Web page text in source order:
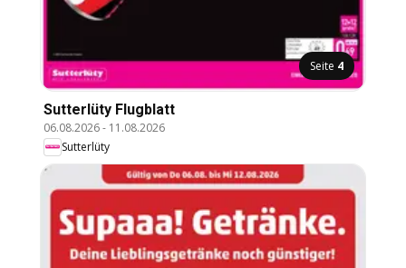
Seite 4
Sutterlüty Flugblatt
06.08.2026- 11.08.2026
Sutterlüty